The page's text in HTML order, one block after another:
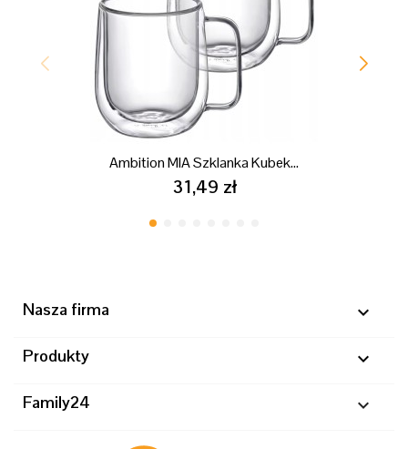
Ambition MIA Szklanka Kubek...
31,49 zł
Nasza firma 
Produkty 
Family24 keyboard_arrow_down